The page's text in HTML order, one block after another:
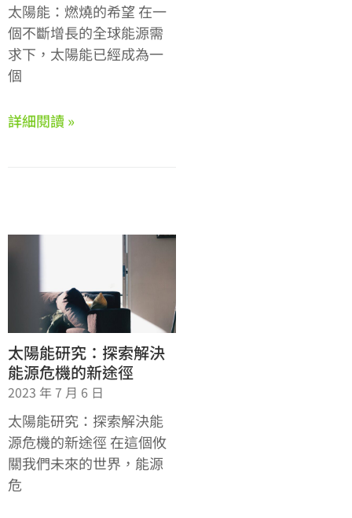
太陽能：燃燒的希望 在一
個不斷增長的全球能源需
求下，太陽能已經成為一
個
詳細閱讀 »
太陽能研究：探索解決
能源危機的新途徑
2023 年 7 月 6 日
太陽能研究：探索解決能
源危機的新途徑 在這個攸
關我們未來的世界，能源
危